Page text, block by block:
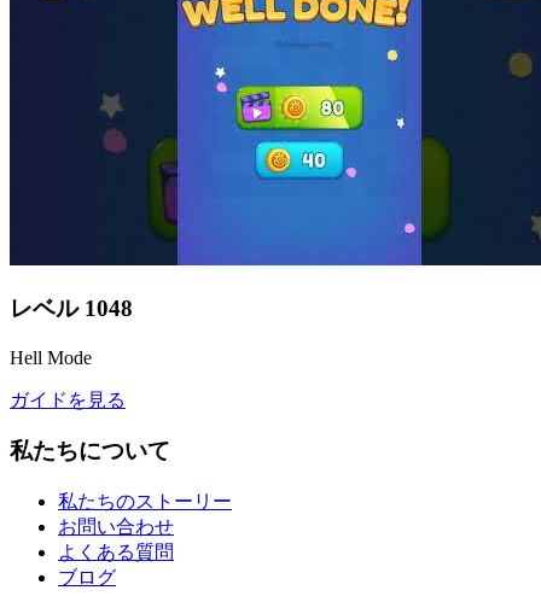
レベル 1048
Hell Mode
ガイドを見る
私たちについて
私たちのストーリー
お問い合わせ
よくある質問
ブログ